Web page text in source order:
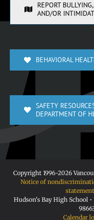
REPORT
AND/OR
BEHAVIORAL
SAFETY
DEPARTMENT OF
Copyright 1996-2026
Notice of
statement
Hudson's Bay High School
Calendar